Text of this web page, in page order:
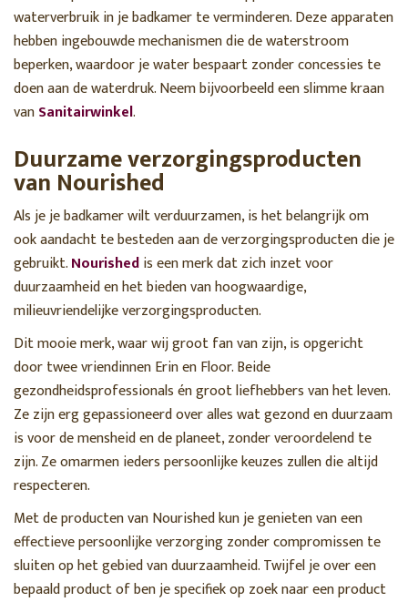
waterverbruik in je badkamer te verminderen. Deze apparaten
hebben ingebouwde mechanismen die de waterstroom
beperken, waardoor je water bespaart zonder concessies te
doen aan de waterdruk. Neem bijvoorbeeld een slimme kraan
vanSanitairwinkel.
Duurzame verzorgingsproducten
van Nourished
Als je je badkamer wilt verduurzamen, is het belangrijk om
ook aandacht te besteden aan de verzorgingsproducten die je
gebruikt.Nourishedis een merk dat zich inzet voor
duurzaamheid en het bieden van hoogwaardige,
milieuvriendelijke verzorgingsproducten.
Dit mooie merk, waar wij groot fan van zijn, is opgericht
door twee vriendinnen Erin en Floor. Beide
gezondheidsprofessionals én groot liefhebbers van het leven.
Ze zijn erg gepassioneerd over alles wat gezond en duurzaam
is voor de mensheid en de planeet, zonder veroordelend te
zijn. Ze omarmen ieders persoonlijke keuzes zullen die altijd
respecteren.
Met de producten van Nourished kun je genieten van een
effectieve persoonlijke verzorging zonder compromissen te
sluiten op het gebied van duurzaamheid. Twijfel je over een
bepaald product of ben je specifiek op zoek naar een product